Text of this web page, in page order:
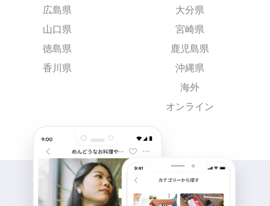
広島県
山口県
徳島県
香川県
大分県
宮崎県
鹿児島県
沖縄県
海外
オンライン